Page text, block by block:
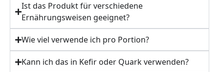
Ist das Produkt für verschiedene
Ernährungsweisen geeignet?
Wie viel verwende ich pro Portion?
Kann ich das in Kefir oder Quark verwenden?